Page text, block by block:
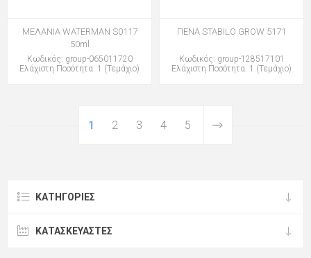
ΜΕΛΑΝΙΑ WATERMAN S0117
50ml
Κωδικός: group-065011720
Ελάχιστη Ποσότητα: 1 (Τεμάχιο)
ΠΕΝΑ STABILO GROW 5171
Κωδικός: group-128517101
Ελάχιστη Ποσότητα: 1 (Τεμάχιο)
1 2 3 4 5
ΚΑΤΗΓΟΡΊΕΣ
ΚΑΤΑΣΚΕΥΑΣΤΈΣ